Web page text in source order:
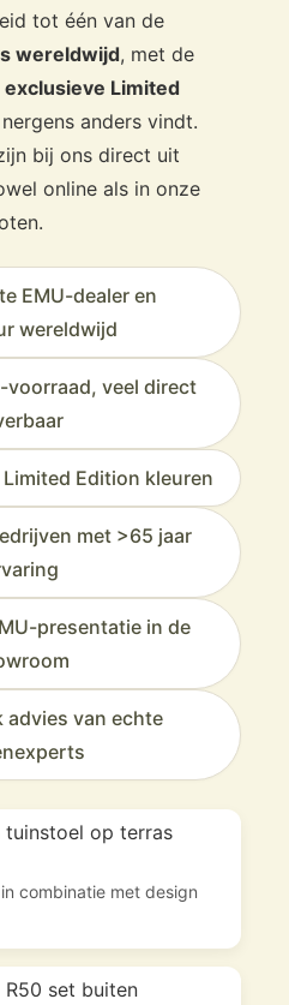
tot één van de
wereldwijd, met de
exclusieve Limited
anders vindt.
bij ons direct uit
online als in onze
EMU-dealer en
wereldwijd
voorraad, veel direct
Limited Edition kleuren
met >65 jaar
presentatie in de
advies van echte
combinatie met design